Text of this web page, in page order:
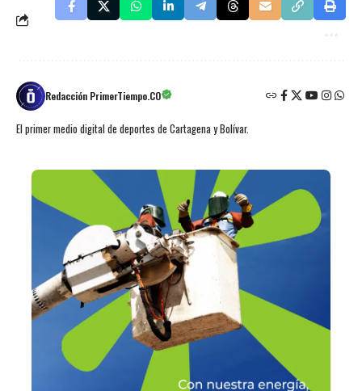
Redacción PrimerTiempo.CO
El primer medio digital de deportes de Cartagena y Bolívar.